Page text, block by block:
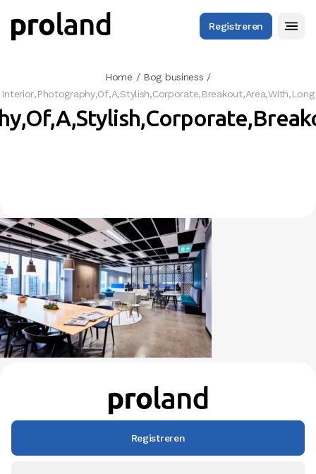
Registreren
Home / Bog business /
Interior,Photography,Of,A,Stylish,Corporate,Breakout,Area,With,Long
Registreren